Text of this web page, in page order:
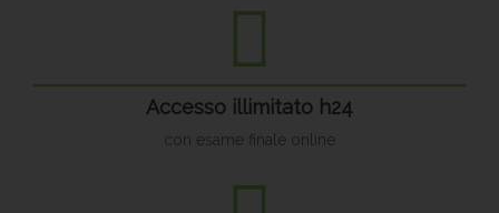
Accesso illimitato h24
con esame finale online